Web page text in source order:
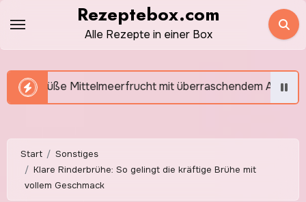
Inhalt
springen
Rezeptebox.com
Alle Rezepte in einer Box
mit überraschendem Aroma Rotkohl
Start
Sonstiges
Klare Rinderbrühe: So gelingt die kräftige Brühe mit
vollem Geschmack